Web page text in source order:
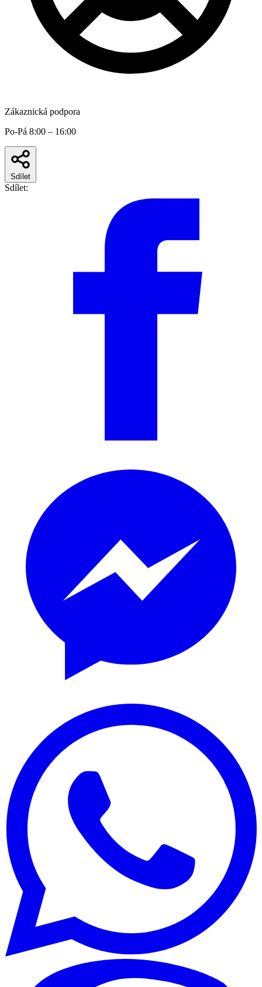
Zákaznická podpora
Po-Pá 8:00 – 16:00
Sdílet
Sdílet: